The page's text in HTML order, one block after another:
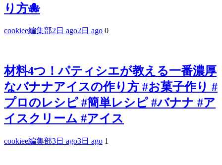
り方🐙
cookiee編集部2日 ago2日 ago 0
材料4つ！パティシエが教える一番濃厚
なバナナアイスの作り方 #お菓子作り #
プロのレシピ #簡単レシピ #バナナ #ア
イスクリーム #アイス
cookiee編集部3日 ago3日 ago 1